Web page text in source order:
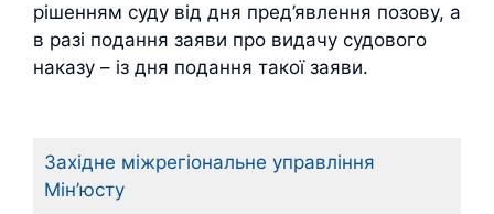
рішенням суду від дня пред’явлення позову, а
в разі подання заяви про видачу судового
наказу – із дня подання такої заяви.
Західне міжрегіональне управління
Мін’юсту